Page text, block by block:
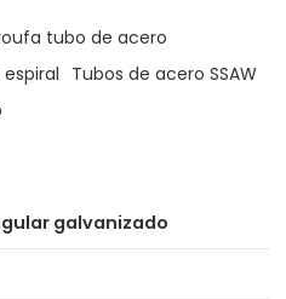
tubo de acero
Tubos de acero SSAW
galvanizado